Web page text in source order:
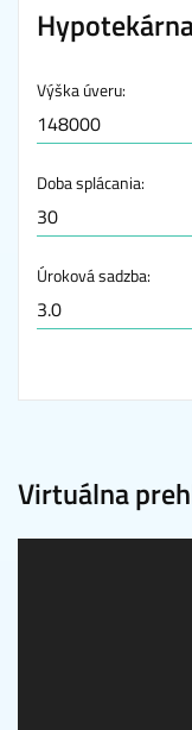
Výška úveru:
Doba splácania:
Úroková sadzba:
Virtuálna